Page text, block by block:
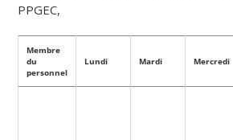
PPGEC,
Membre
du
personnel
Lundi Mardi Mercredi